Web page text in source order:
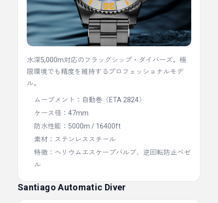
水深5,000m対応のフラッグシップ・ダイバーズ。極
限環境でも精度を維持するプロフェッショナルモデ
ル。
ムーブメント：自動巻（ETA 2824）
ケース径：47mm
防水性能：5000m / 16400ft
素材：ステンレススチール
特徴：ヘリウムエスケープバルブ、逆回転防止ベゼ
ル
Santiago Automatic Diver